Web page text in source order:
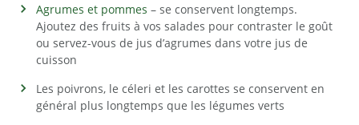
Agrumes et pommes – se conservent longtemps.
Ajoutez des fruits à vos salades pour contraster le goût
ou servez-vous de jus d’agrumes dans votre jus de
cuisson
Les poivrons, le céleri et les carottes se conservent en
général plus longtemps que les légumes verts